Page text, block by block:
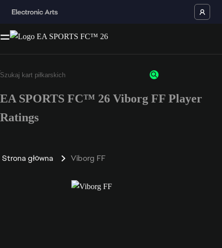
EA SPORTS FC™ 26 Viborg FF Player
Ratings
Strona główna Viborg FF